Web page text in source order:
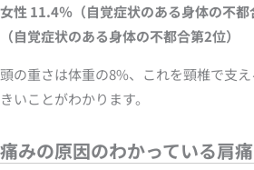
女性 11.4％（自覚症状のある身体の不
（自覚症状のある身体の不都合第2位）
頭の重さは体重の8%、これを頸椎で支
きいことがわかります。
痛みの原因のわかっている肩痛